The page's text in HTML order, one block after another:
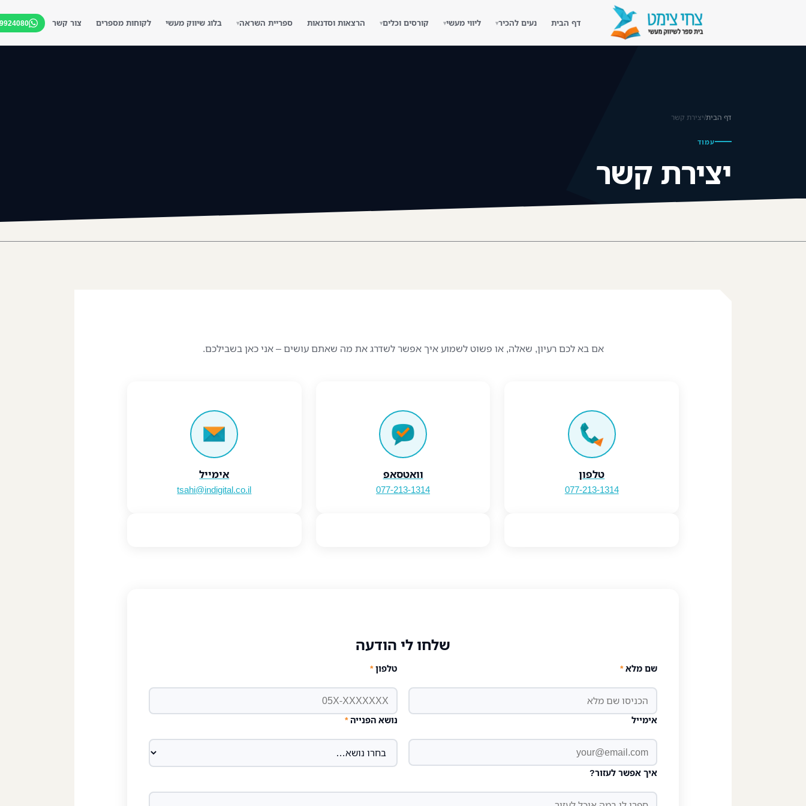
דף הבית נעים להכיר▾ ליווי מעשי▾ קורסים וכלים▾ הרצאות וסדנאות ספריית השראה▾ בלוג שיווק מעשי לקוחות מספרים צור קשר
ספריית השראה
דף הבית/יצירת קשר
עמוד
יצירת קשר
אם בא לכם רעיון, שאלה, או פשוט לשמוע איך אפשר לשדרג את מה שאתם עושים – אני כאן בשבילכם.
טלפון
077-213-1314
וואטסאפ
077-213-1314
אימייל
tsahi@indigital.co.il
שלחו לי הודעה
שם מלא* טלפון*
אימייל נושא הפנייה*
איך אפשר לעזור?